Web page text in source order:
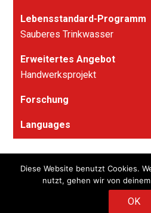
Lebensstandard-Programm
Sauberes Trinkwasser
Erweitertes Angebot
Handwerksprojekt
Forschung
Languages
© 2026 Stiftung Calcutta
Adliswil – +41 (0)44 515 24 56
– PC: 30-349706-6, IBAN:
Diese Website benutzt Cookies.
nutzt, gehen wir von
OK